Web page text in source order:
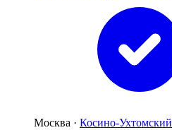
Москва · Косино-Ухтомский